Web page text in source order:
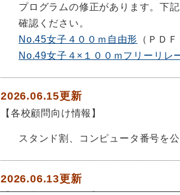
プログラムの修正があります。下
確認ください。
No.45女子４００ｍ自由形 （ＰＤ
No.49女子４×１００ｍフリーリレ
2026.06.15更新
【各校顧問向け情報】
スタンド割、コンピュータ番号を公
2026.06.13更新